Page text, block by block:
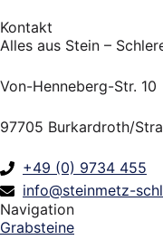
Kontakt
Alles aus Stein –
Von-Henneberg-Str. 10
97705 Burkardroth/
+49 (0) 9734 455
info@steinmetz-
Navigation
Grabsteine